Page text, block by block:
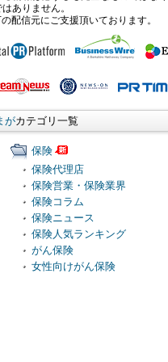
ありません。
配信元にご支援頂いております。
がカテゴリ一覧
保険
保険代理店
保険営業・保険業界
保険コラム
保険ニュース
保険人気ランキング
がん保険
女性向けがん保険